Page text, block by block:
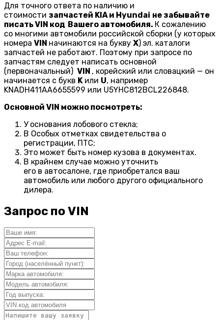
Для точного ответа по наличию и
стоимости запчастей KIA и Hyundai не забывайте
писать VIN код Вашего автомобиля. К сожалению
со многими автомобили российской сборки (у которых
номера VIN начинаются на букву X) эл. каталоги
запчастей не работают. Поэтому при запросе по
запчастям следует написать основной
(первоначальный) VIN , корейский или словацкий — он
начинается с букв K или U, например
KNADH411AA6655599 или U5YHC812BCL226848.
Основной VIN можно посмотреть:
У основания лобового стекла;
В Особых отметках свидетельства о
регистрации, ПТС;
Это может быть номер кузова в документах.
В крайнем случае можно уточнить
его в автосалоне, где приобретался ваш
автомобиль или любого другого официального
дилера.
Запрос по VIN